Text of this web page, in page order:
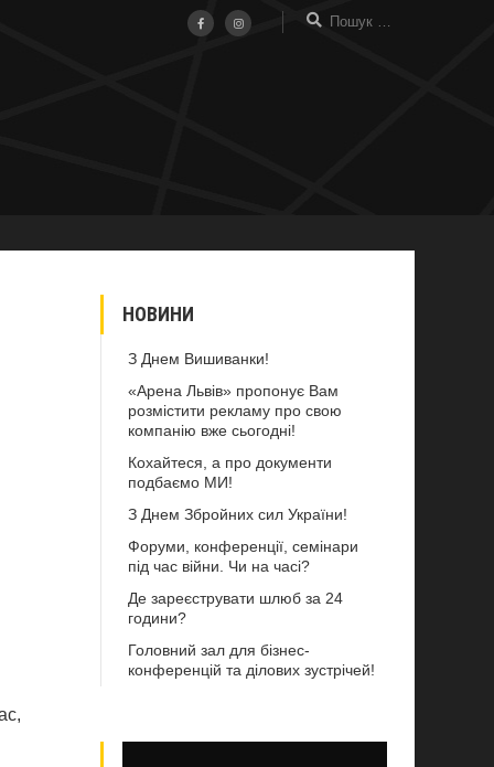
НОВИНИ
З Днем Вишиванки!
«Арена Львів» пропонує Вам
розмістити рекламу про свою
компанію вже сьогодні!
Кохайтеся, а про документи
подбаємо МИ!
З Днем Збройних сил України!
Форуми, конференції, семінари
під час війни. Чи на часі?
Де зареєструвати шлюб за 24
години?
Головний зал для бізнес-
конференцій та ділових зустрічей!